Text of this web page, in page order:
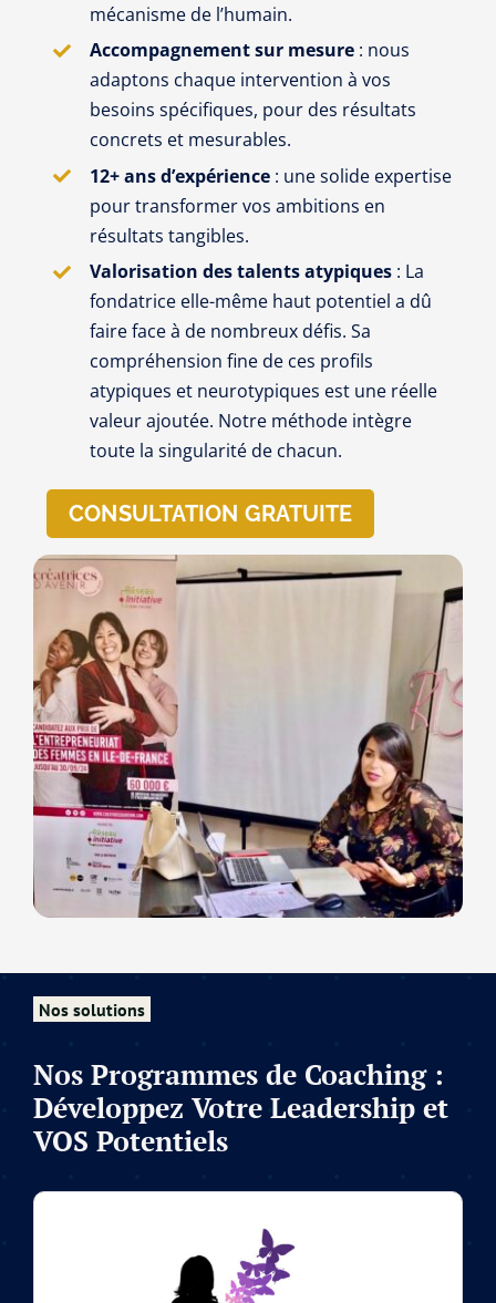
mécanisme de l’humain.
Accompagnement sur mesure: nous
adaptons chaque intervention à vos
besoins spécifiques, pour des résultats
concrets et mesurables.
12+ ans d’expérience: une solide expertise
pour transformer vos ambitions en
résultats tangibles.
Valorisation des talents atypiques: La
fondatrice elle-même haut potentiel a dû
faire face à de nombreux défis. Sa
compréhension fine de ces profils
atypiques et neurotypiques est une réelle
valeur ajoutée. Notre méthode intègre
toute la singularité de chacun.
CONSULTATION GRATUITE
Nos solutions
Nos Programmes de Coaching :
Développez Votre Leadership et
VOS Potentiels